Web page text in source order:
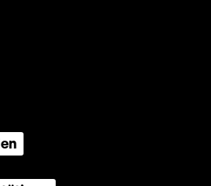
der Bundesregierung für